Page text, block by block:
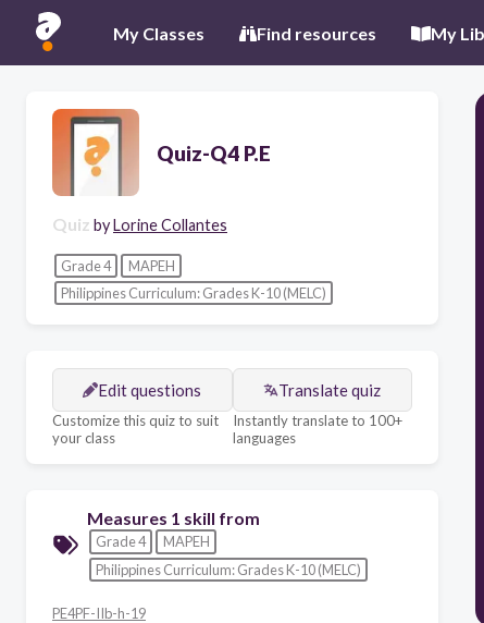
My Classes Find resources My
Quiz-Q4 P.E
Quiz byLorine Collantes
Grade 4
MAPEH
Philippines Curriculum: Grades K-10 (MELC)
Edit questions
Customize this quiz to suit
your class
Translate quiz
Instantly translate to 100+
languages
Measures 1 skill from
Grade 4
MAPEH
Philippines Curriculum: Grades K-10 (MELC)
PE4PF-IIb-h-19